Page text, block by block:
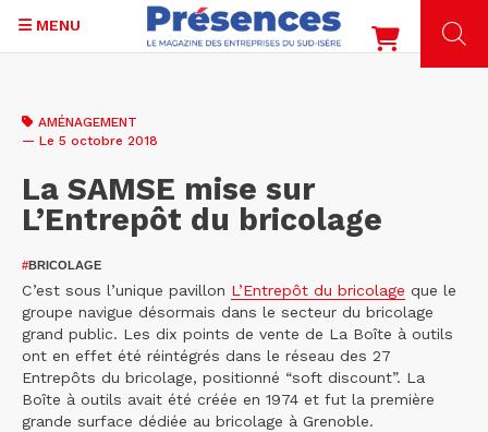
contenu
MENU
AMÉNAGEMENT
— Le 5 octobre 2018
La SAMSE mise sur
L’Entrepôt du bricolage
#BRICOLAGE
C’est sous l’unique pavillon L’Entrepôt du bricolage que le
groupe navigue désormais dans le secteur du bricolage
grand public. Les dix points de vente de La Boîte à outils
ont en effet été réintégrés dans le réseau des 27
Entrepôts du bricolage, positionné “soft discount”. La
Boîte à outils avait été créée en 1974 et fut la première
grande surface dédiée au bricolage à Grenoble.